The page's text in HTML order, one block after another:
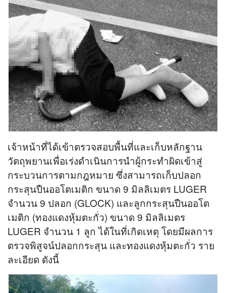
เจ้าหน้าที่ได้เข้าตรวจสอบพื้นที่และเก็บหลักฐาน
วัตถุพยานเพื่อเร่งดำเนินการนำผู้กระทำผิดเข้าสู่
กระบวนการตามกฎหมาย ซึ่งสามารถเก็บปลอก
กระสุนปืนออโตเมติก ขนาด 9 มิลลิเมตร LUGER
จำนวน 9 ปลอก (GLOCK) และลูกกระสุนปืนออโต
เมติก (ทองแดงหุ้มตะกั่ว) ขนาด 9 มิลลิเมตร
LUGER จำนวน 1 ลูก ได้ในที่เกิดเหตุ โดยมีผลการ
ตรวจพิสูจน์ปลอกกระสุน และทองแดงหุ้มตะกั่ว ราย
ละเอียด ดังนี้